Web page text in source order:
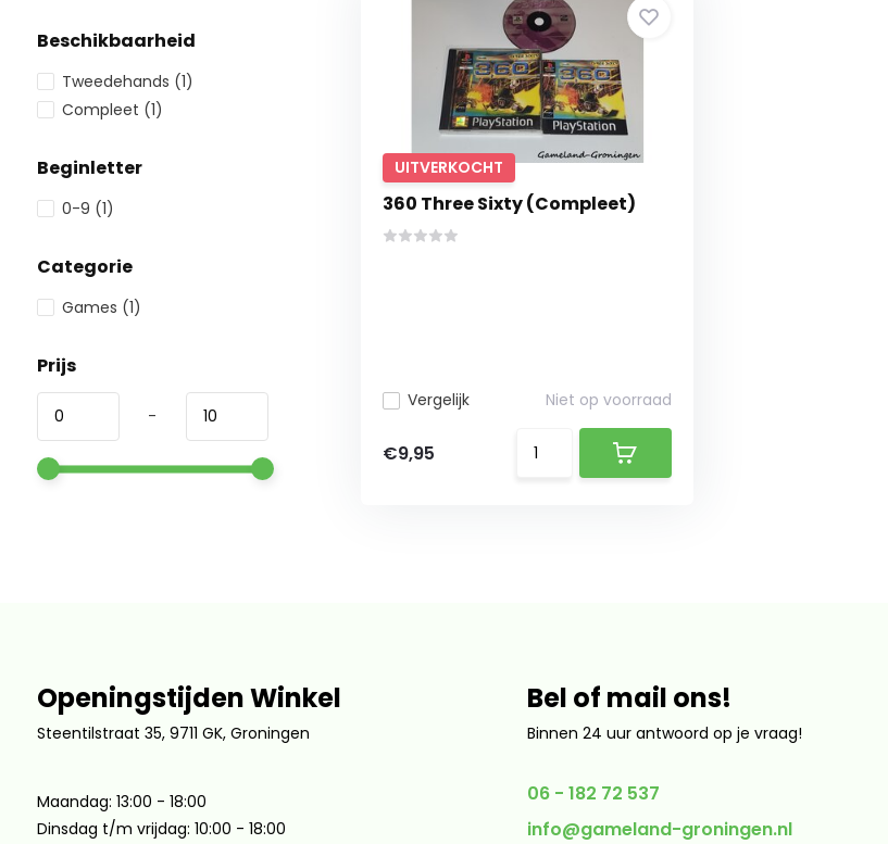
Beschikbaarheid
Tweedehands (1)
Compleet (1)
Beginletter
0-9 (1)
Categorie
Games (1)
Prijs
-
UITVERKOCHT
360 Three Sixty (Compleet)
Vergelijk Niet op voorraad
€9,95
Openingstijden Winkel
Steentilstraat 35, 9711 GK, Groningen
Maandag: 13:00 - 18:00
Dinsdag t/m vrijdag: 10:00 - 18:00
Bel of mail ons!
Binnen 24 uur antwoord op je vraag!
06 - 182 72 537
info@gameland-groningen.nl